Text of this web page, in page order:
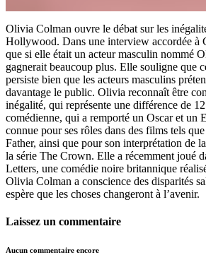
Olivia Colman ouvre le débat sur les
Hollywood. Dans une interview accordée à
que si elle était un acteur masculin nommé
gagnerait beaucoup plus. Elle souligne que
persiste bien que les acteurs masculins
davantage le public. Olivia reconnaît être
inégalité, qui représente une différence de
comédienne, qui a remporté un Oscar et un
connue pour ses rôles dans des films tels
Father, ainsi que pour son interprétation de
la série The Crown. Elle a récemment joué
Letters, une comédie noire britannique
Olivia Colman a conscience des disparités
espère que les choses changeront à l’avenir.
Laissez un commentaire
Aucun commentaire encore